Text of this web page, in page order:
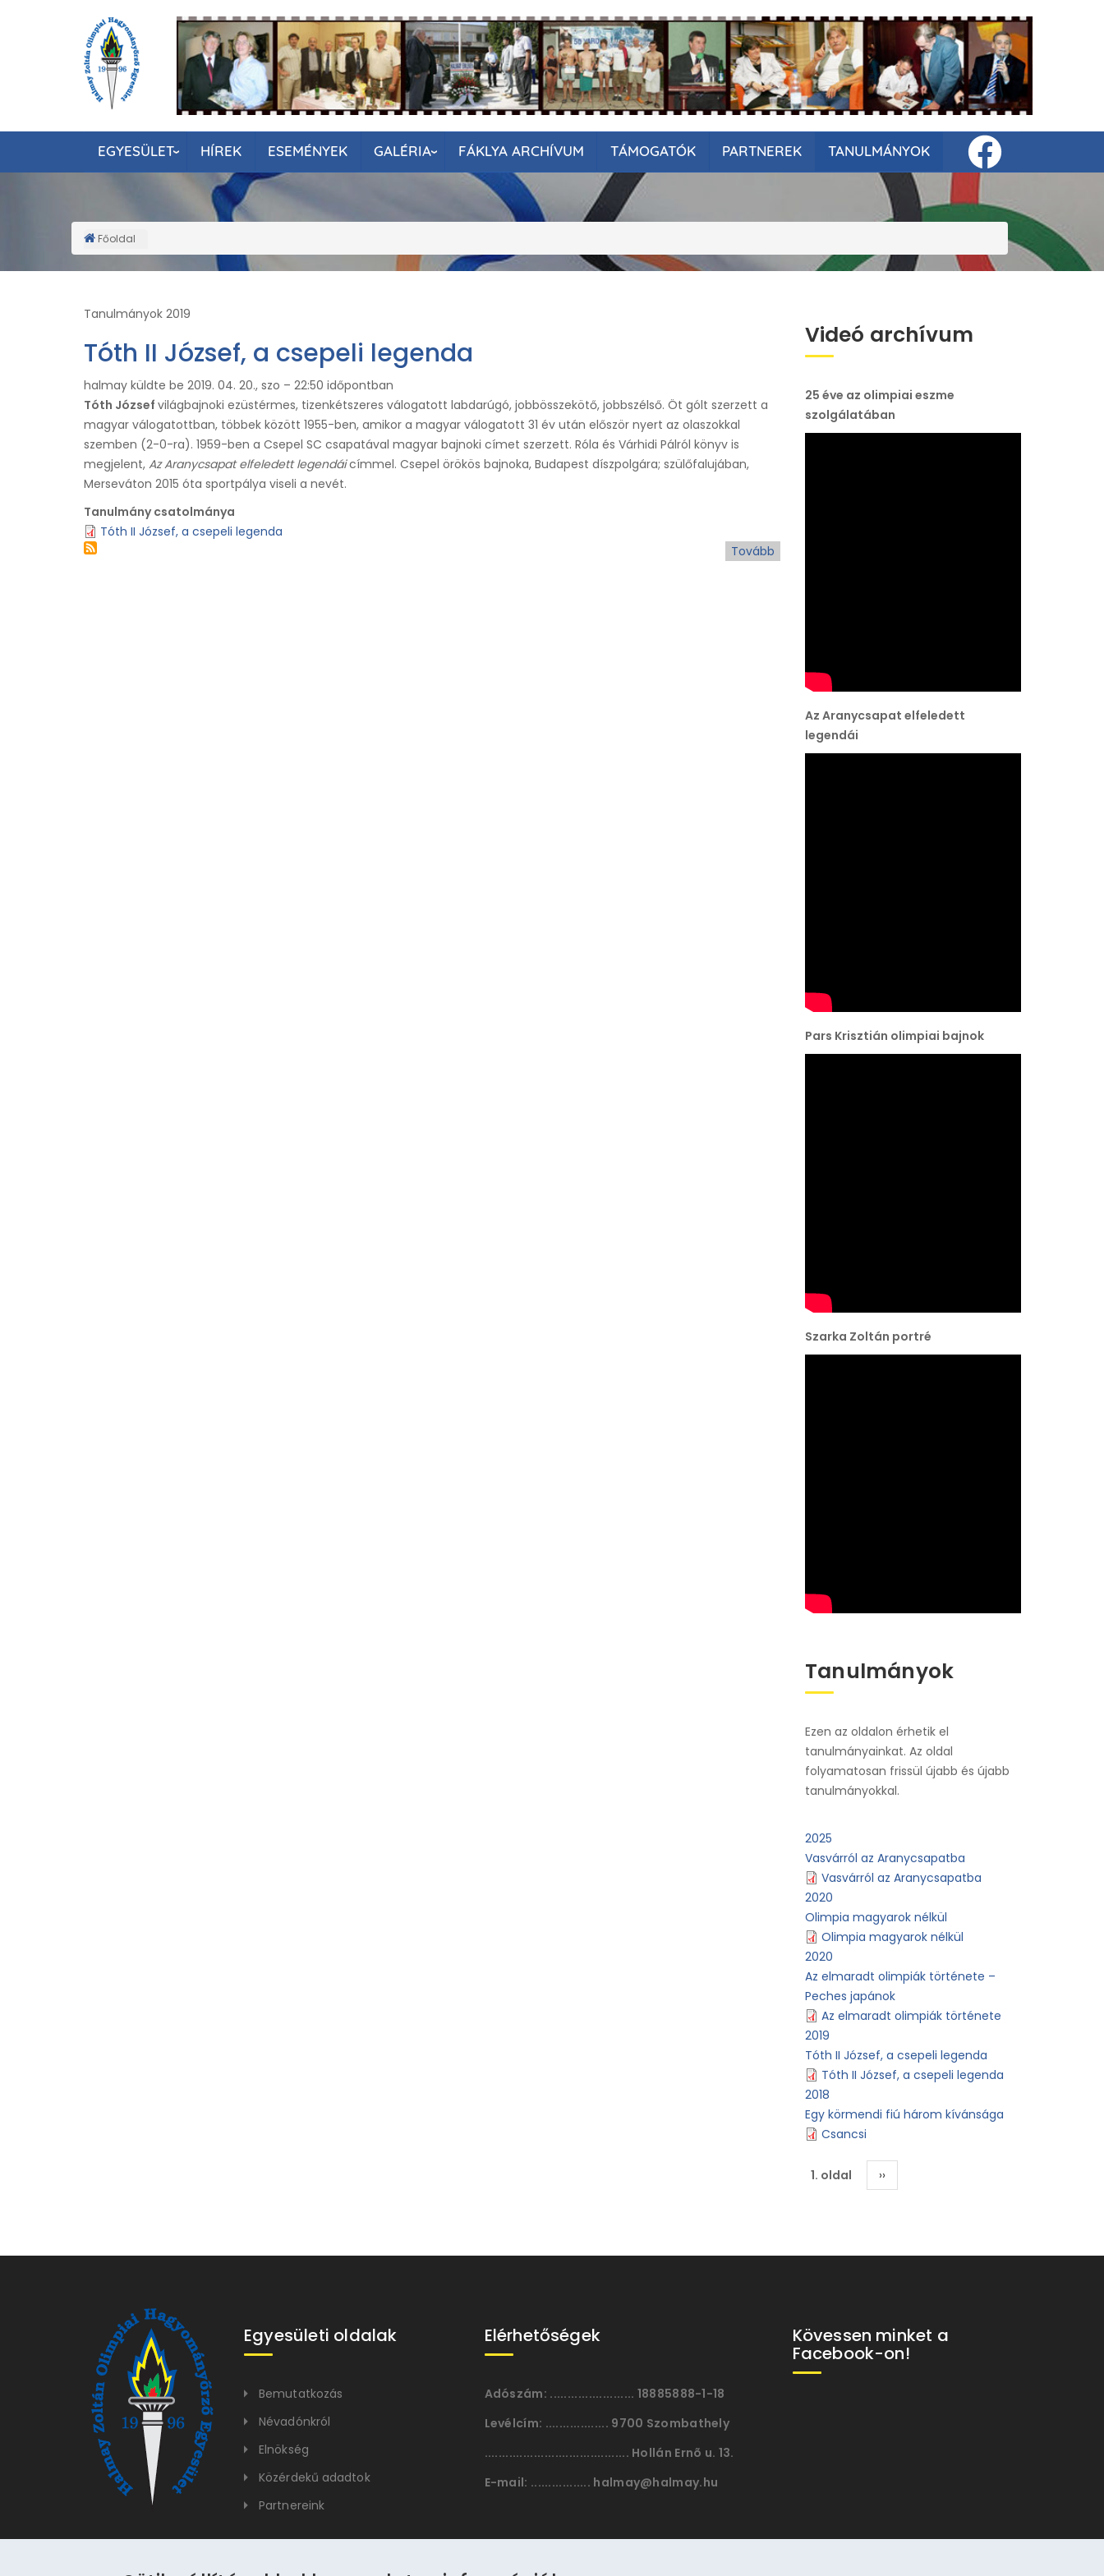
EGYESÜLET HÍREK ESEMÉNYEK GALÉRIA FÁKLYA ARCHÍVUM TÁMOGATÓK PARTNEREK TANULMÁNYOK
Morzsa
Főoldal
Tanulmányok 2019
Tóth II József, a csepeli legenda
halmay küldte be 2019. 04. 20., szo – 22:50 időpontban
Tóth József világbajnoki ezüstérmes, tizenkétszeres válogatott labdarúgó, jobbösszekötő, jobbszélső. Öt gólt szerzett a
magyar válogatottban, többek között 1955-ben, amikor a magyar válogatott 31 év után először nyert az olaszokkal
szemben (2-0-ra). 1959-ben a Csepel SC csapatával magyar bajnoki címet szerzett. Róla és Várhidi Pálról könyv is
megjelent, Az Aranycsapat elfeledett legendáicímmel. Csepel örökös bajnoka, Budapest díszpolgára; szülőfalujában,
Merseváton 2015 óta sportpálya viseli a nevét.
Tanulmány csatolmánya
Tóth II József, a csepeli legenda
Tovább
Videó archívum
25 éve az olimpiai eszme
szolgálatában
Az Aranycsapat elfeledett
legendái
Pars Krisztián olimpiai bajnok
Szarka Zoltán portré
Tanulmányok
Ezen az oldalon érhetik el
tanulmányainkat. Az oldal
folyamatosan frissül újabb és újabb
tanulmányokkal.
2025
Vasvárról az Aranycsapatba
Vasvárról az Aranycsapatba
2020
Olimpia magyarok nélkül
Olimpia magyarok nélkül
2020
Az elmaradt olimpiák története –
Peches japánok
Az elmaradt olimpiák története
2019
Tóth II József, a csepeli legenda
Tóth II József, a csepeli legenda
2018
Egy körmendi fiú három kívánsága
Csancsi
Oldalszámozás
1. oldal
Következő
oldal
››
Egyesületi oldalak
Bemutatkozás
Névadónkról
Elnökség
Közérdekű adadtok
Partnereink
Elérhetőségek
Adószám: ........................ 18885888-1-18
Levélcím: .................. 9700 Szombathely
......................................... Hollán Ernõ u. 13.
E-mail: ................. halmay@halmay.hu
Kövessen minket a
Facebook-on!